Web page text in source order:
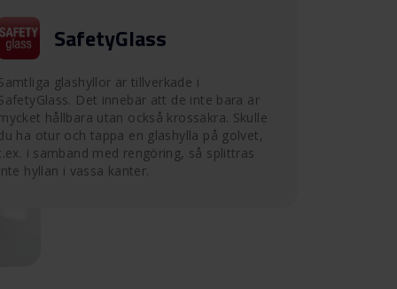
SafetyGlass
glashyllor är tillverkade i
Det innebär att de inte bara är
hållbara utan också krossäkra. Skulle
ha otur och tappa en glashylla på golvet,
i samband med rengöring, så splittras
hyllan i vassa kanter.